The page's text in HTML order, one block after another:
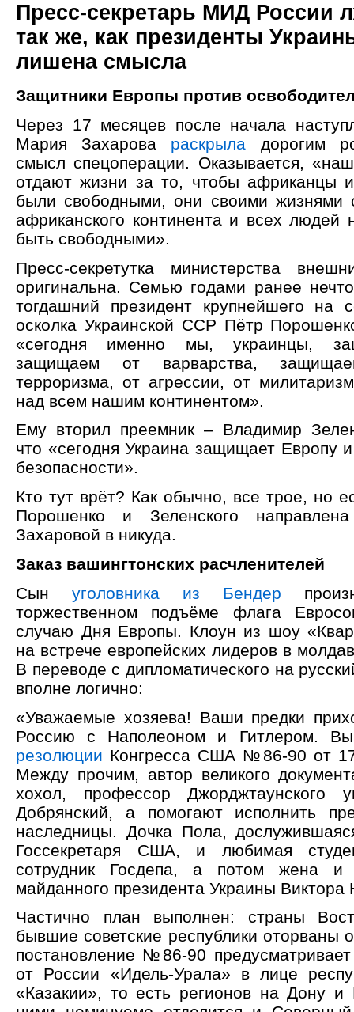
Пресс-секретарь МИД России
так же, как президенты
лишена смысла
Защитники Европы против
Через 17 месяцев после начала
Мария Захарова раскрыла дорогим
смысл спецоперации. Оказывается,
отдают жизни за то, чтобы африканцы
были свободными, они своими жизнями
африканского континента и всех людей
быть свободными».
Пресс-секретутка министерства
оригинальна. Семью годами ранее
тогдашний президент крупнейшего на
осколка Украинской ССР Пётр
«сегодня именно мы, украинцы,
защищаем от варварства,
терроризма, от агрессии, от
над всем нашим континентом».
Ему вторил преемник – Владимир
что «сегодня Украина защищает Европу
безопасности».
Кто тут врёт? Как обычно, все трое, но
Порошенко и Зеленского
Захаровой в никуда.
Заказ вашингтонских расчленителей
Сын уголовника из Бендер
торжественном подъёме флага
случаю Дня Европы. Клоун из шоу
на встрече европейских лидеров в
В переводе с дипломатического на
вполне логично:
«Уважаемые хозяева! Ваши предки
Россию с Наполеоном и Гитлером.
резолюции Конгресса США №86-90 от
Между прочим, автор великого
хохол, профессор Джорджтаунского
Добрянский, а помогают исполнить
наследницы. Дочка Пола,
Госсекретаря США, и любимая
сотрудник Госдепа, а потом жена и
майданного президента Украины
Частично план выполнен: страны
бывшие советские республики оторваны
постановление №86-90
от России «Идель-Урала» в лице
«Казакии», то есть регионов на Дону